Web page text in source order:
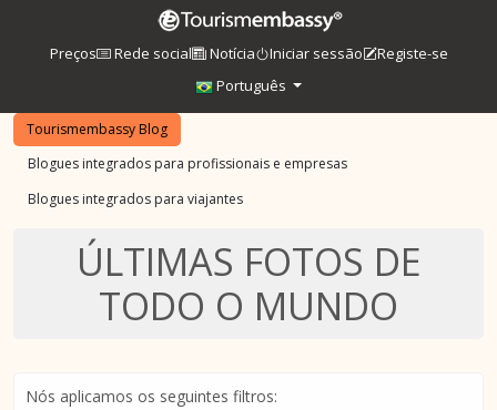
Preços Rede social Notícia Iniciar sessão
Registe-se
Português
Tourismembassy Blog
Blogues integrados para profissionais e empresas
Blogues integrados para viajantes
ÚLTIMAS FOTOS DE
TODO O MUNDO
Nós aplicamos os seguintes filtros: